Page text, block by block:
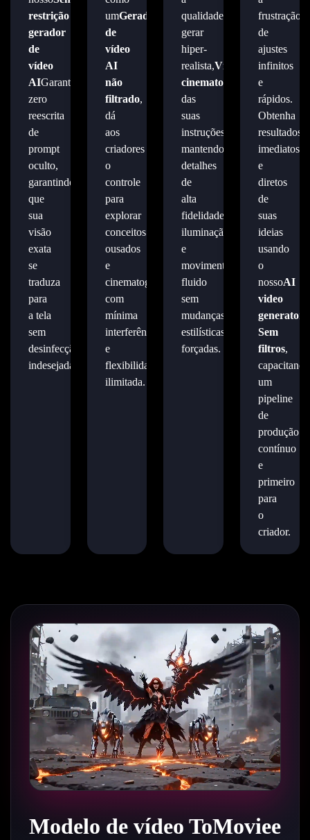
restrição
gerador
de
vídeo
AIGarante
zero
reescrita
de
prompt
oculto,
garantindo
que
sua
visão
exata
se
traduza
para
a tela
sem
desinfecção
indesejada.
umGerador
de
vídeo
AI
não
filtrado,
dá
aos
criadores
o
controle
para
explorar
conceitos
ousados
e
cinematográficos
com
mínima
interferência
e
flexibilidade
ilimitada.
qualidade.
gerar
hiper-
realista,Vídeos
cinematográficos
das
suas
instruções,
mantendo
detalhes
de
alta
fidelidade,
iluminação
e
movimento
fluido
sem
mudanças
estilísticas
forçadas.
frustração
de
ajustes
infinitos
e
rápidos.
Obtenha
resultados
imediatos
e
diretos
de
suas
ideias
usando
o
nossoAI
video
generator
Sem
filtros,
capacitando
um
pipeline
de
produção
contínuo
e
primeiro
para
o
criador.
Modelo de vídeo ToMoviee